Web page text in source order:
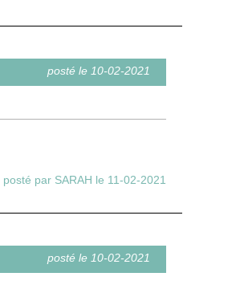
posté le 10-02-2021
posté par SARAH le 11-02-2021
posté le 10-02-2021